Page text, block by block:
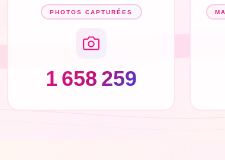
PHOTOS CAPTURÉES
1 658 259